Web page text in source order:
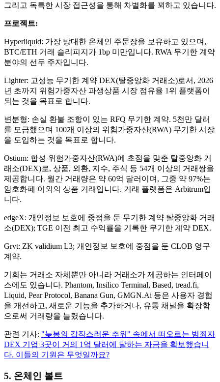
그리고 독특한 시장 접근성을 통해 차별화를 꾀하고 있습니다.
프로젝트:
Hyperliquid: 가장 방대한 온체인 주문장을 보유하고 있으며,
BTC/ETH 거래 슬리피지가 1bp 미만입니다. RWA 무기한 계약
분야의 선두 주자입니다.
Lighter: 고성능 무기한 계약 DEX(탈중앙화 거래소)로서, 2026
년 초까지 위험가중자산 파생상품 시장 점유율 1위 플랫폼이
되는 것을 목표로 합니다.
변분형: 손실 환불 조항이 있는 RFQ 무기한 계약. 5천만 달러
를 모금했으며 100개 이상의 위험가중자산(RWA) 무기한 시장
을 도입하는 것을 목표로 합니다.
Ostium: 합성 위험가중자산(RWA)에 초점을 맞춘 탈중앙화 거
래소(DEX)로, 상품, 외환, 지수, 주식 등 54개 이상의 거래쌍을
제공합니다. 월간 거래량은 약 60억 달러이며, 그중 약 97%는
암호화폐 이외의 상품 거래입니다. 거래 플랫폼은 Arbitrum입
니다.
edgeX: 개인정보 보호에 중점을 둔 무기한 계약 탈중앙화 거래
소(DEX); TGE 이전 최고 수익률을 기록한 무기한 계약 DEX.
Grvt: ZK validium L3; 개인정보 보호에 중점을 둔 CLOB 영구
계약.
기회는 거래소 자체뿐만 아니라 거래소가 제공하는 인터페이
스에도 있습니다. Phantom, Insilico Terminal, Based, tread.fi,
Liquid, Pear Protocol, Banana Gun, GMGN.Ai 등은 사용자 경험
을 개선하고, 새로운 기능을 추가하거나, 유통 채널을 확장함
으로써 거래량을 늘렸습니다.
관련 기사: "늦봄의 갑작스러운 추위" 속에서 떠오르는 범죄자
DEX 기업 3곳이 거의 1억 달러에 달하는 자금을 확보했습니
다. 이들의 기원은 무엇일까요?
5. 온체인 볼트